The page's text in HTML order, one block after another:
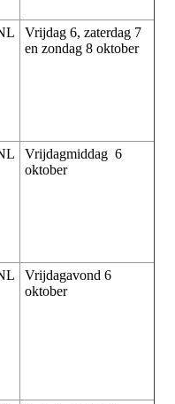
Vrijdag 6, zaterdag 7
en zondag 8 oktober
Vrijdagmiddag 6
oktober
Vrijdagavond 6
oktober